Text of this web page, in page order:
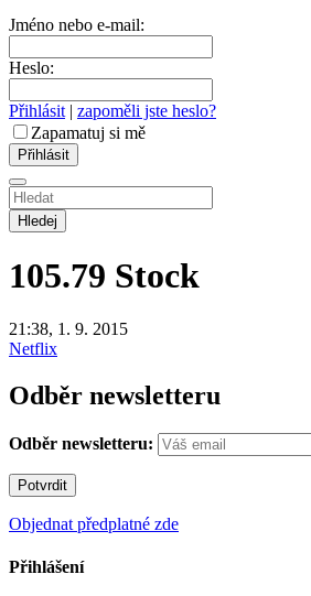
Jméno nebo e-mail:
Heslo:
Přihlásit | zapoměli jste heslo?
Zapamatuj si mě
Hledej
105.79 Stock
21:38, 1. 9. 2015
Netflix
Odběr newsletteru
Odběr newsletteru:
Objednat předplatné zde
Přihlášení